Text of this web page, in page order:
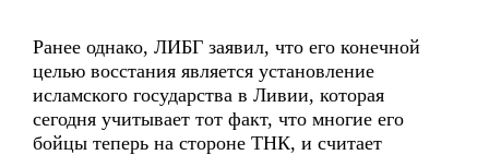
Ранее однако, ЛИБГ заявил, что его конечной
целью восстания является установление
исламского государства в Ливии, которая
сегодня учитывает тот факт, что многие его
бойцы теперь на стороне ТНК, и считает